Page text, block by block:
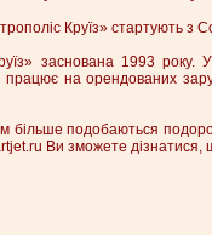
Круїз» стартують з
заснована 1993 року.
працює на орендованих
більше подобаються
Ви зможете дізнатися,